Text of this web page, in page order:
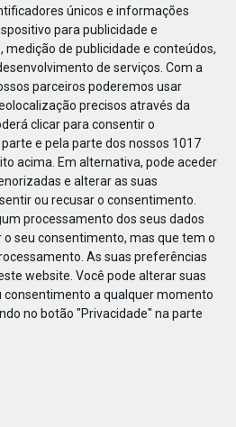
únicos e informações
para publicidade e
de publicidade e conteúdos,
de serviços. Com a
parceiros poderemos usar
precisos através da
clicar para consentir o
e pela parte dos nossos 1017
acima. Em alternativa, pode aceder
e alterar as suas
ou recusar o consentimento.
processamento dos seus dados
o seu consentimento, mas que tem o
As suas preferências
website. Você pode alterar suas
a qualquer momento
no botão "Privacidade" na parte